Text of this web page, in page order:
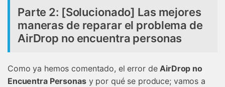
Parte 2: [Solucionado] Las mejores
maneras de reparar el problema de
AirDrop no encuentra personas
Como ya hemos comentado, el error deAirDrop no
Encuentra Personasy por qué se produce; vamos a